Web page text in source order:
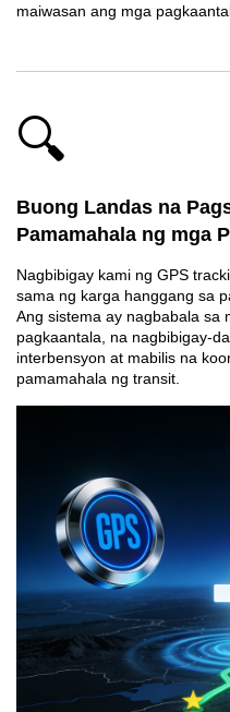
maiwasan ang mga
🔍
Buong Landas na
Pamamahala ng mga
Nagbibigay kami ng GPS
sama ng karga hanggang sa
Ang sistema ay nagbabala sa
pagkaantala, na nagbibigay-
interbensyon at mabilis na
pamamahala ng transit.